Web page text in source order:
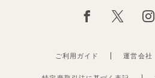
ご利用ガイド 運営会社